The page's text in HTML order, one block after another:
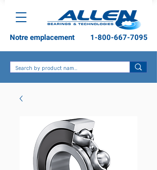
1-800-667-7095
Notre emplacement